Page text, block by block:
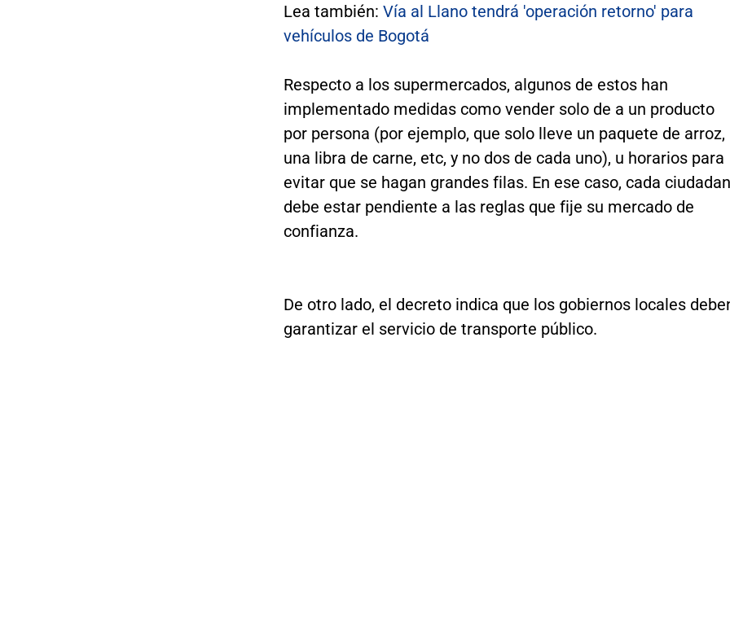
Lea también: Vía al Llano tendrá 'operación retorno' para
vehículos de Bogotá
Respecto a los supermercados, algunos de estos han
implementado medidas como vender solo de a un producto
por persona (por ejemplo, que solo lleve un paquete de arroz,
una libra de carne, etc, y no dos de cada uno), u horarios para
evitar que se hagan grandes filas. En ese caso, cada
debe estar pendiente a las reglas que fije su mercado de
confianza.
De otro lado, el decreto indica que los gobiernos locales
garantizar el servicio de transporte público.